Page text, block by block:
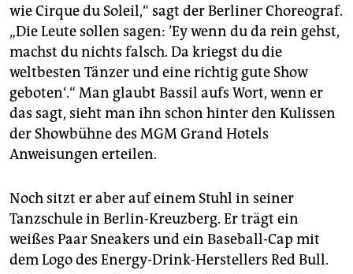
genossenschaft
epaper login
wie Cirque du Soleil,“ sagt der Berliner Choreograf.
„Die Leute sollen sagen: ’Ey wenn du da rein gehst,
machst du nichts falsch. Da kriegst du die
weltbesten Tänzer und eine richtig gute Show
geboten‘.“ Man glaubt Bassil aufs Wort, wenn er
das sagt, sieht man ihn schon hinter den Kulissen
der Showbühne des MGM Grand Hotels
Anweisungen erteilen.
Noch sitzt er aber auf einem Stuhl in seiner
Tanzschule in Berlin-Kreuzberg. Er trägt ein
weißes Paar Sneakers und ein Baseball-Cap mit
dem Logo des Energy-Drink-Herstellers Red Bull.